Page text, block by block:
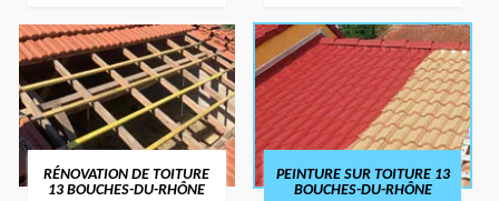
RÉNOVATION DE TOITURE
13 BOUCHES-DU-RHÔNE
PEINTURE SUR TOITURE 13
BOUCHES-DU-RHÔNE